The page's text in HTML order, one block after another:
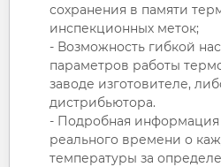
сохранения в памяти
инспекционных меток;
- Возможность гибкой
параметров работы
заводе изготовителе,
дистрибьютора.
- Подробная
реального времени о
температуры за